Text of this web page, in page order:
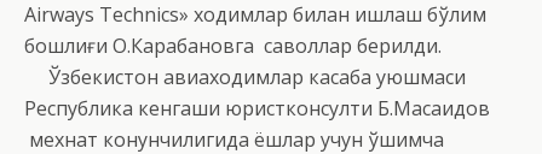
Airways Technics» ходимлар билан ишлаш бўлим
бошлиғи О.Карабановга саволлар берилди.
Ўзбекистон авиаходимлар касаба уюшмаси
Республика кенгаши юристконсулти Б.Масаидов
мехнат конунчилигида ёшлар учун қўшимча